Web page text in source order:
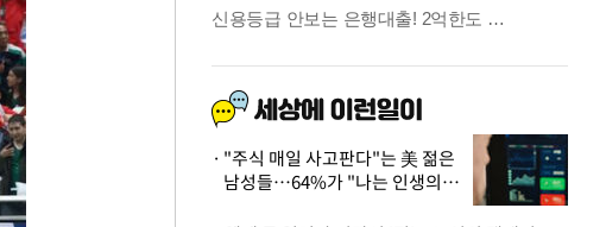
"주식 매일 사고판다"는 美 젊은
남성들…64%가 "나는 인생의